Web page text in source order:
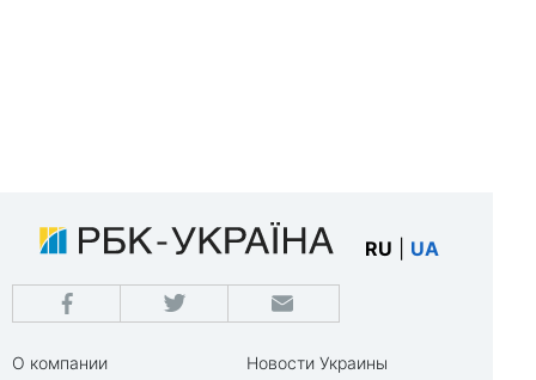
RU UA
О компании
Новости Украины